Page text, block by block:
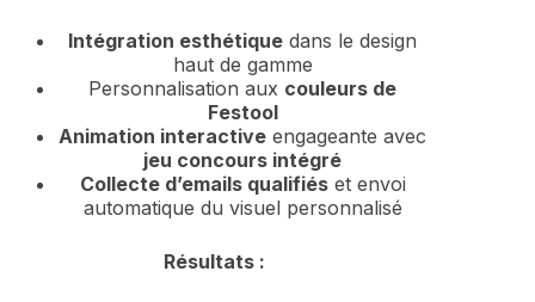
Intégration esthétique dans le design
haut de gamme
Personnalisation aux couleurs de
Festool
Animation interactive engageante avec
jeu concours intégré
Collecte d’emails qualifiéset envoi
automatique du visuel personnalisé
Résultats :